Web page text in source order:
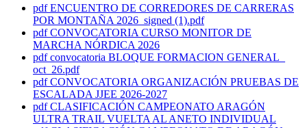
pdf ENCUENTRO DE CORREDORES DE CARRERAS
POR MONTAÑA 2026_signed (1).pdf
pdf CONVOCATORIA CURSO MONITOR DE
MARCHA NÓRDICA 2026
pdf convocatoria BLOQUE FORMACION GENERAL_
oct_26.pdf
pdf CONVOCATORIA ORGANIZACIÓN PRUEBAS DE
ESCALADA JJEE 2026-2027
pdf CLASIFICACIÓN CAMPEONATO ARAGÓN
ULTRA TRAIL VUELTA AL ANETO INDIVIDUAL